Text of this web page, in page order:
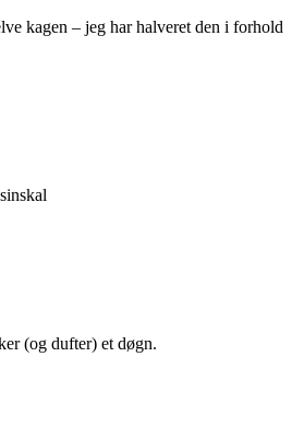
kagen – jeg har halveret den i forhold
(og dufter) et døgn.